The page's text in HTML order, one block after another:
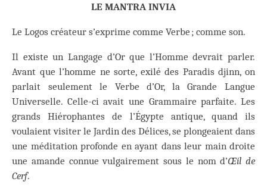
LE MANTRA INVIA
Le Logos créateur s’exprime comme Verbe ; comme son.
Il existe un Langage d’Or que l’Homme devrait parler.
Avant que l’homme ne sorte, exilé des Paradis djinn, on
parlait seulement le Verbe d’Or, la Grande Langue
Universelle. Celle-ci avait une Grammaire parfaite. Les
grands Hiérophantes de l’Égypte antique, quand ils
voulaient visiter le Jardin des Délices, se plongeaient dans
une méditation profonde en ayant dans leur main droite
une amande connue vulgairement sous le nom d’Œil de
Cerf.